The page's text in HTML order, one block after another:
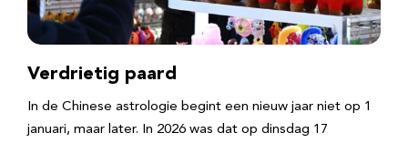
Verdrietig paard
In de Chinese astrologie begint een nieuw jaar niet op 1
januari, maar later. In 2026 was dat op dinsdag 17